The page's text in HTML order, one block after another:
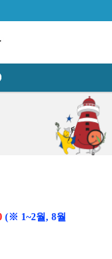
(※ 1~2월, 8월